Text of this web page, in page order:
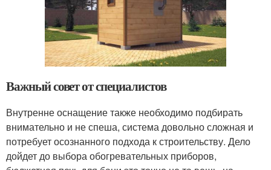
Важный совет от специалистов
Внутренне оснащение также необходимо подбирать
внимательно и не спеша, система довольно сложная и
потребует осознанного подхода к строительству. Дело
дойдет до выбора обогревательных приборов,